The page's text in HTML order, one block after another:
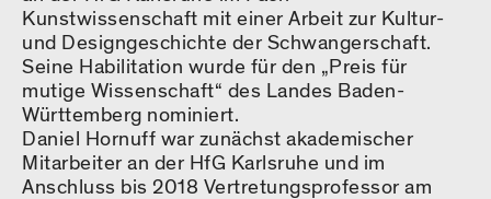
Kunstwissenschaft mit einer Arbeit zur Kultur-
und Designgeschichte der Schwangerschaft.
Seine Habilitation wurde für den „Preis für
mutige Wissenschaft“ des Landes Baden-
Württemberg nominiert.
Daniel Hornuff war zunächst akademischer
Mitarbeiter an der HfG Karlsruhe und im
Anschluss bis 2018 Vertretungsprofessor am